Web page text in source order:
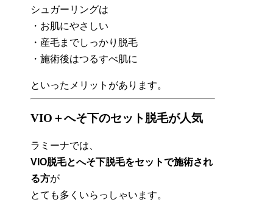
シュガーリングは
・お肌にやさしい
・産毛までしっかり脱毛
・施術後はつるすべ肌に
といったメリットがあります。
VIO＋へそ下のセット脱毛が人気
ラミーナでは、
VIO脱毛とへそ下脱毛をセットで施術され
る方が
とても多くいらっしゃいます。